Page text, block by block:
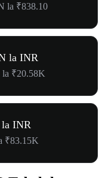
la ₹838.10
la INR
la ₹20.58K
INR
₹83.15K